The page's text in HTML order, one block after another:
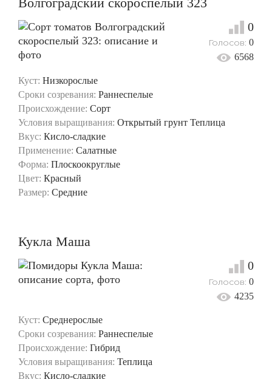
Куст: Низкорослые
Сроки созревания: Раннеспелые
Происхождение: Сорт
Условия выращивания: Открытый грунт Теплица
Вкус: Кисло-сладкие
Применение: Салатные
Форма: Плоскоокруглые
Цвет: Красный
Размер: Средние
0
Голосов: 0
6568
Кукла Маша
Куст: Среднерослые
Сроки созревания: Раннеспелые
Происхождение: Гибрид
Условия выращивания: Теплица
Вкус: Кисло-сладкие
0
Голосов: 0
4235